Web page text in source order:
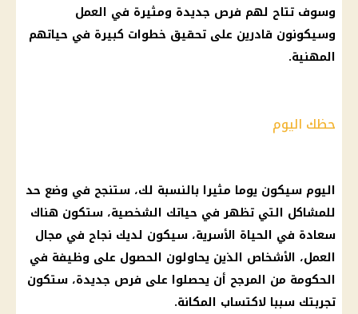
وسوف تتاح لهم فرص جديدة ومثيرة في العمل
وسيكونون قادرين على تحقيق خطوات كبيرة في حياتهم
المهنية.
حظك اليوم
اليوم سيكون يوما مثيرا بالنسبة لك، ستنجح في وضع حد
للمشاكل التي تظهر في حياتك الشخصية، ستكون هناك
سعادة في الحياة الأسرية، سيكون لديك نجاح في مجال
العمل، الأشخاص الذين يحاولون الحصول على وظيفة في
الحكومة من المرجح أن يحصلوا على فرص جديدة، ستكون
تجربتك سببا لاكتساب المكانة.